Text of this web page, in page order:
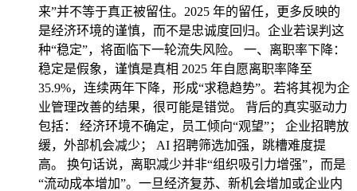
来”并不等于真正被留住。2025 年的留任，更多反映的
是经济环境的谨慎，而不是忠诚度回归。企业若误判这
种“稳定”，将面临下一轮流失风险。 一、离职率下降：
稳定是假象，谨慎是真相 2025 年自愿离职率降至
35.9%，连续两年下降，形成“求稳趋势”。若将其视为企
业管理改善的结果，很可能是错觉。 背后的真实驱动力
包括： 经济环境不确定，员工倾向“观望”； 企业招聘放
缓，外部机会减少； AI 招聘筛选加强，跳槽难度提
高。 换句话说，离职减少并非“组织吸引力增强”，而是
“流动成本增加”。一旦经济复苏、新机会增加或企业内